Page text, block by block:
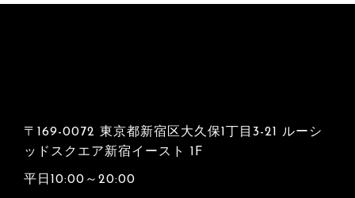
〒169-0072 東京都新宿区大久保1丁目3-21 ルーシ
ッドスクエア新宿イースト 1F
平日10:00～20:00